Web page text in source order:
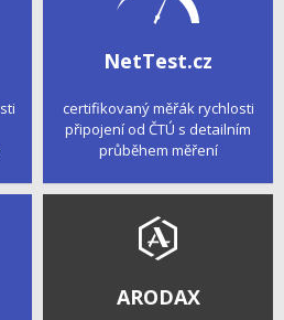
NetTest.cz
certifikovaný měřák rychlosti
připojení od ČTÚ s detailním
průběhem měření
ARODAX